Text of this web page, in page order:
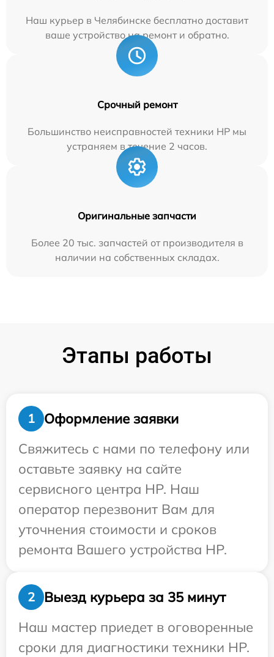
Наш курьер в Челябинске бесплатно доставит
ваше устройство на ремонт и обратно.
Срочный ремонт
Большинство неисправностей техники HP мы
устраняем в течение 2 часов.
Оригинальные запчасти
Более 20 тыс. запчастей от производителя в
наличии на собственных складах.
Этапы работы
1
Оформление заявки
Свяжитесь с нами по телефону или
оставьте заявку на сайте
сервисного центра HP. Наш
оператор перезвонит Вам для
уточнения стоимости и сроков
ремонта Вашего устройства HP.
2
Выезд курьера за 35 минут
Наш мастер приедет в оговоренные
сроки для диагностики техники HP.